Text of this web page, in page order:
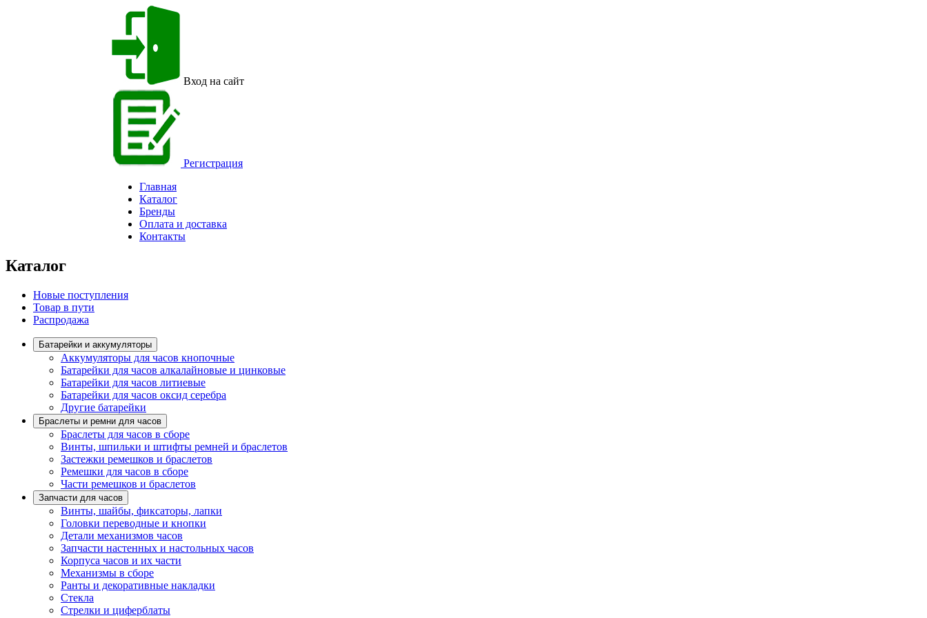
Вход на сайт
Регистрация
Главная
Каталог
Бренды
Оплата и доставка
Контакты
Каталог
Новые поступления
Товар в пути
Распродажа
Батарейки и аккумуляторы
Аккумуляторы для часов кнопочные
Батарейки для часов алкалайновые и цинковые
Батарейки для часов литиевые
Батарейки для часов оксид серебра
Другие батарейки
Браслеты и ремни для часов
Браслеты для часов в сборе
Винты, шпильки и штифты ремней и браслетов
Застежки ремешков и браслетов
Ремешки для часов в сборе
Части ремешков и браслетов
Запчасти для часов
Винты, шайбы, фиксаторы, лапки
Головки переводные и кнопки
Детали механизмов часов
Запчасти настенных и настольных часов
Корпуса часов и их части
Механизмы в сборе
Ранты и декоративные накладки
Стекла
Стрелки и циферблаты